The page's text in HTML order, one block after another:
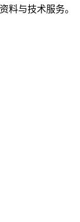
料与技术服务。